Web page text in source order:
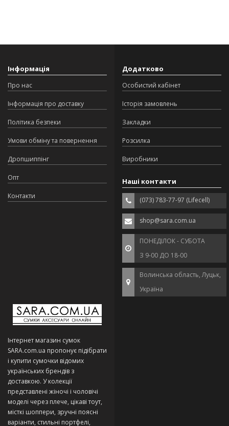
Інформація
Про нас
Інформація про доставку
Політика безпеки
Умови обміну та повернення
Дропшиппінг
Опт
Контакти
Додатково
Особистий кабінет
Історія замовлень
Закладки
Розсилка
Виробники
Наші контакти
(073) 783-77-97 (Lifecell)
shop@sara.com.ua
ПОНЕДІЛОК - СУБОТА
З 9-00 ДО 18-00
Волинська область, Луцьк,
Україна
Інтернет магазин сумок
SARA.com.ua пропонує підібрати
і купити сумочки відомих
українських брендів з
доставкою. У колекції
представлені жіночі і чоловічі
моделі через плече, цікаві тоут,
місткі шоппери, зручні поясні
варіанти, стильні портфелі,